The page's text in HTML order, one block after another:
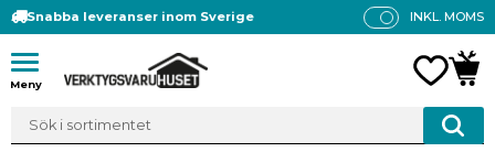
Meny
Snabba leveranser inom Sverige
P
INKL. MOMS